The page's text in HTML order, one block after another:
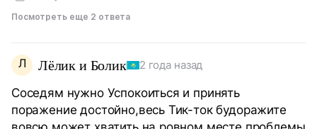
Посмотреть еще 2 ответа
Л Лёлик и Болик 2 года назад
Соседям нужно Успокоиться и принять
поражение достойно,весь Тик-ток будоражите